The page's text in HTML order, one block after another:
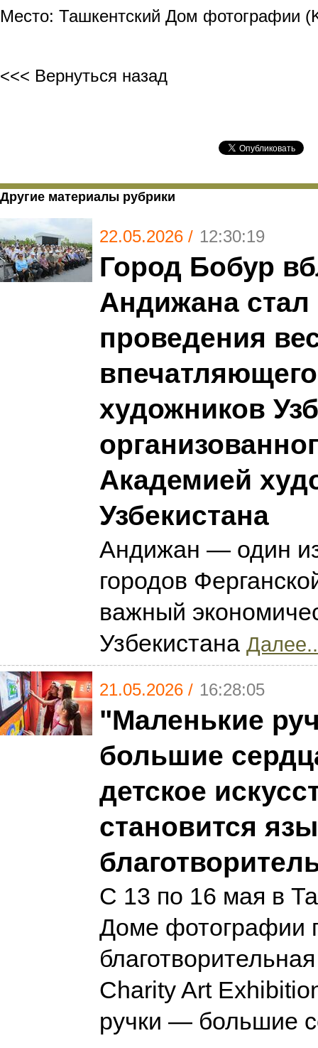
Место: Ташкентский Дом фотографии
<<< Вернуться назад
Другие материалы рубрики
22.05.2026 / 12:30:19
Город Бобур
Андижана стал
проведения
художников
Академией
Узбекистана
Андижан — один
городов
важный
Узбекистана
21.05.2026 / 16:28:05
"Маленькие
большие
детское
становится
С 13 по 16 мая в
Доме фотографии
Charity Art
ручки — большие